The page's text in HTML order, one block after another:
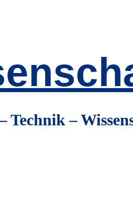
Technik –